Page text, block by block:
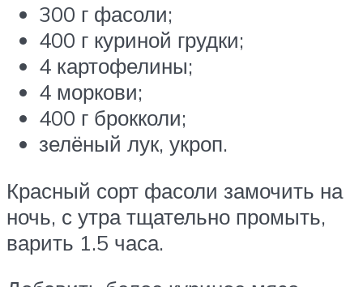
300 г фасоли;
400 г куриной грудки;
4 картофелины;
4 моркови;
400 г брокколи;
зелёный лук, укроп.
Красный сорт фасоли замочить на
ночь, с утра тщательно промыть,
варить 1.5 часа.